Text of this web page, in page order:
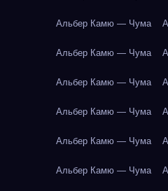
Альбер Камю — Чума
Альбер Камю — Чума
Альбер Камю — Чума
Альбер Камю — Чума
Альбер Камю — Чума
Альбер Камю — Чума